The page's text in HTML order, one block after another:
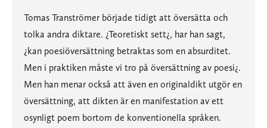
Tomas Tranströmer började tidigt att översätta och
tolka andra diktare. ¿Teoretiskt sett¿, har han sagt,
¿kan poesiöversättning betraktas som en absurditet.
Men i praktiken måste vi tro på översättning av poesi¿.
Men han menar också att även en originaldikt utgör en
översättning, att dikten är en manifestation av ett
osynligt poem bortom de konventionella språken.